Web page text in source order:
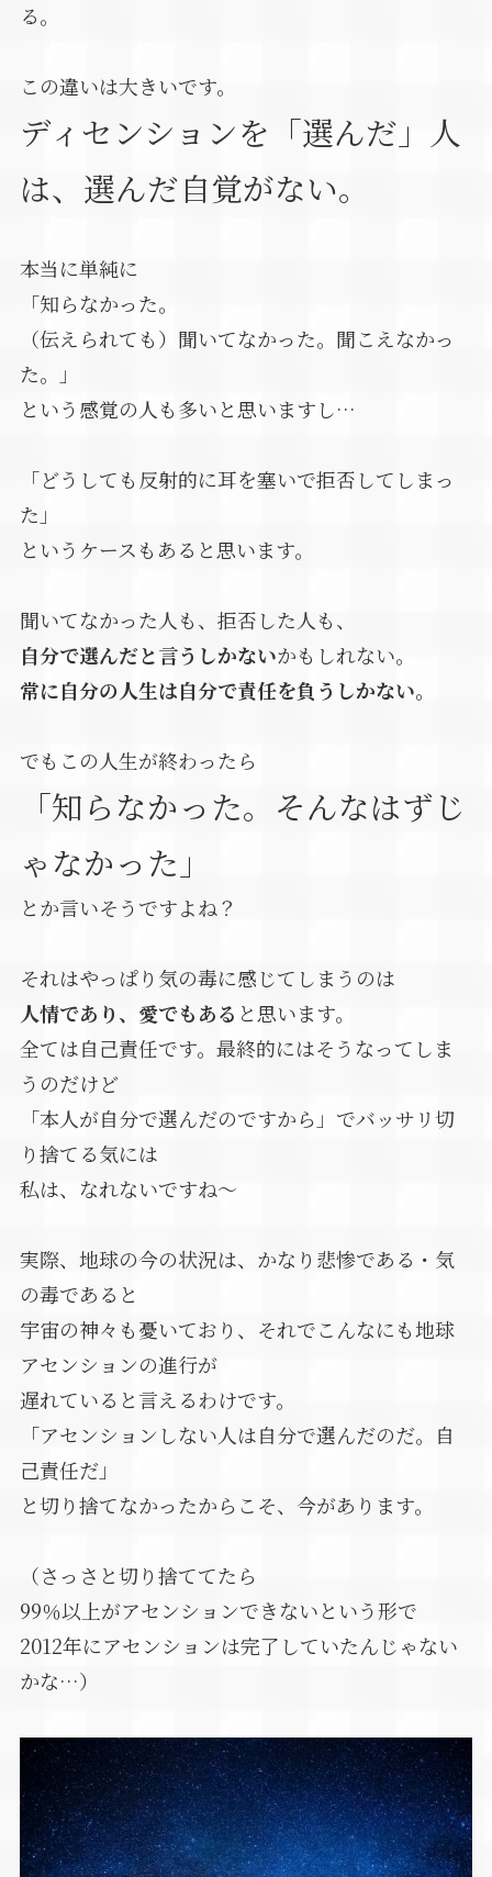
る。
この違いは大きいです。
ディセンションを「選んだ」人
は、選んだ自覚がない。
本当に単純に
「知らなかった。
（伝えられても）聞いてなかった。聞こえなかっ
た。」
という感覚の人も多いと思いますし…
「どうしても反射的に耳を塞いで拒否してしまっ
た」
というケースもあると思います。
聞いてなかった人も、拒否した人も、
自分で選んだと言うしかないかもしれない。
常に自分の人生は自分で責任を負うしかない。
でもこの人生が終わったら
「知らなかった。そんなはずじ
ゃなかった」
とか言いそうですよね？
それはやっぱり気の毒に感じてしまうのは
人情であり、愛でもある と思います。
全ては自己責任です。最終的にはそうなってしま
うのだけど
「本人が自分で選んだのですから」でバッサリ切
り捨てる気には
私は、なれないですね～
実際、地球の今の状況は、かなり悲惨である・気
の毒であると
宇宙の神々も憂いており、それでこんなにも地球
アセンションの進行が
遅れていると言えるわけです。
「アセンションしない人は自分で選んだのだ。自
己責任だ」
と切り捨てなかったからこそ、今があります。
（さっさと切り捨ててたら
99％以上がアセンションできないという形で
2012年にアセンションは完了していたんじゃない
かな…）